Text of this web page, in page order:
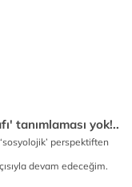
tanımlaması yok!..
perspektiften
devam edeceğim.